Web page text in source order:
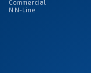
Commercial
N N-Line